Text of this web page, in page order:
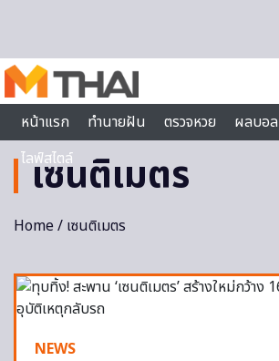
หน้าแรก
ทำนายฝัน ตรวจหวย ผลบอล
ไลฟ์สไตล์
เซนติเมตร
Home/ เซนติเมตร
NEWS